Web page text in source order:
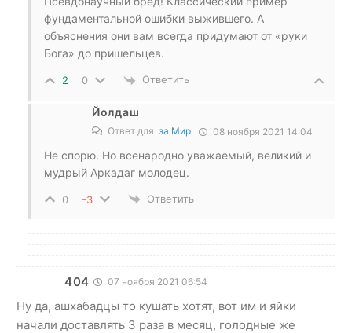
фундаментальной ошибки выжившего. А
объяснения они вам всегда придумают от «руки
Бога» до пришельцев.
2 0 Ответить
Йолдаш
Ответ для за Мир 08 ноября 2021 14:04
Не спорю. Но всенародно уважаемый, великий и
мудрый Аркадаг молодец.
0 -3 Ответить
404 07 ноября 2021 06:54
Ну да, ашхабадцы то кушать хотят, вот им и яйки
начали доставлять 3 раза в месяц, голодные же